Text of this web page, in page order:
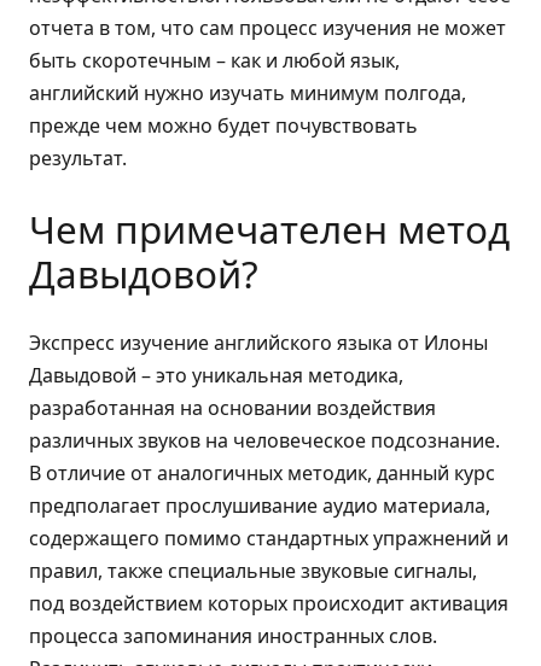
отчета в том, что сам процесс изучения не может
быть скоротечным – как и любой язык,
английский нужно изучать минимум полгода,
прежде чем можно будет почувствовать
результат.
Чем примечателен метод
Давыдовой?
Экспресс изучение английского языка от Илоны
Давыдовой – это уникальная методика,
разработанная на основании воздействия
различных звуков на человеческое подсознание.
В отличие от аналогичных методик, данный курс
предполагает прослушивание аудио материала,
содержащего помимо стандартных упражнений и
правил, также специальные звуковые сигналы,
под воздействием которых происходит активация
процесса запоминания иностранных слов.